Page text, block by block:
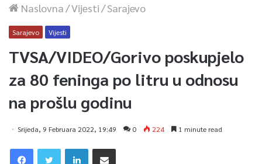
Naslovna/Vijesti/Sarajevo
Sarajevo Vijesti
TVSA/VIDEO/Gorivo poskupjelo
za 80 feninga po litru u odnosu
na prošlu godinu
Srijeda, 9 Februara 2022, 19:49 0 224 1 minute read